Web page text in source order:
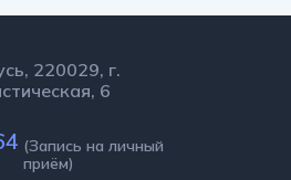
220029, г.
6
(Запись на личный
приём)